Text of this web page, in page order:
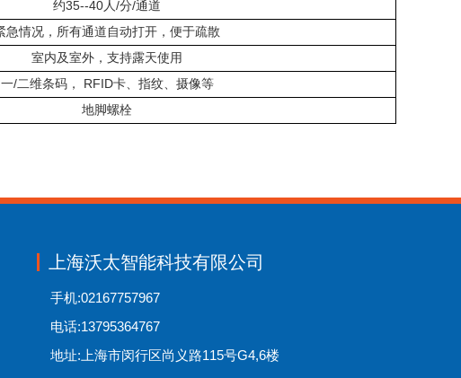
约35--40人/分/通道
急情况，所有通道自动打开，便于疏散
室内及室外，支持露天使用
一/二维条码， RFID卡、指纹、摄像等
地脚螺栓
上海沃太智能科技有限公司
手机:02167757967
电话:13795364767
地址:上海市闵行区尚义路115号G4,6楼